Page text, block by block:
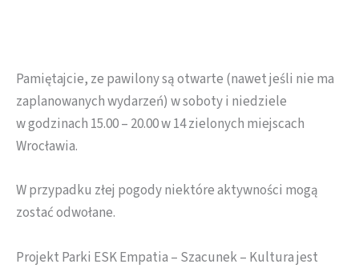
Pamiętajcie, ze pawilony są otwarte (nawet jeśli nie ma
zaplanowanych wydarzeń) w soboty i niedziele
w godzinach 15.00 – 20.00 w 14 zielonych miejscach
Wrocławia.
W przypadku złej pogody niektóre aktywności mogą
zostać odwołane.
Projekt Parki ESK Empatia – Szacunek – Kultura jest